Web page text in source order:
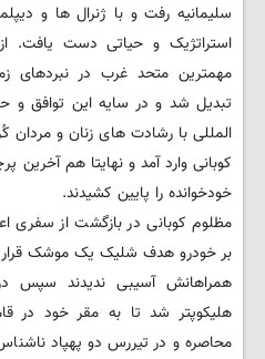
سلیمانیه رفت و با ژنرال ها و
استراتژیک و حیاتی دست یافت.
مهمترین متحد غرب در نبردهای
تبدیل شد و در سایه این توافق و
المللی با رشادت های زنان و
کوبانی وارد آمد و نهایتا هم
خودخوانده را پایین کشیدند.
مظلوم کوبانی در بازگشت از سفری
بر خودرو هدف شلیک یک موشک قرار
همراهانش آسیبی ندیدند سپس
هلیکوپتر شد تا به مقر خود در
محاصره و در تیررس دو پهپاد